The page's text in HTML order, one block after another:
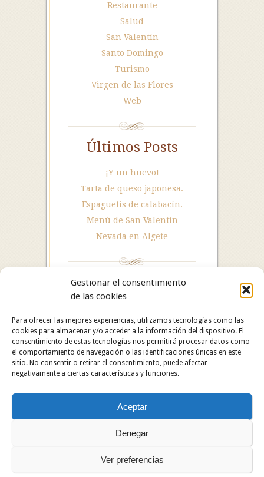
Gestionar el consentimiento
de las cookies
Para ofrecer las mejores experiencias, utilizamos tecnologías como las
cookies para almacenar y/o acceder a la información del dispositivo. El
consentimiento de estas tecnologías nos permitirá procesar datos como
el comportamiento de navegación o las identificaciones únicas en este
sitio. No consentir o retirar el consentimiento, puede afectar
negativamente a ciertas características y funciones.
Aceptar
Denegar
Ver preferencias
Restaurante
Salud
San Valentín
Santo Domingo
Turismo
Virgen de las Flores
Web
Últimos Posts
¡Y un huevo!
Tarta de queso japonesa.
Espaguetis de calabacín.
Menú de San Valentín
Nevada en Algete
Hotel Restaurante Asador Algete. C/ San Roque, 25.
28110 Algete (Madrid). Hotel: 91 628 29 05 /
Copyright © 2024 Hotel Restaurante Asador Algete.
Todos los derechos reservados.